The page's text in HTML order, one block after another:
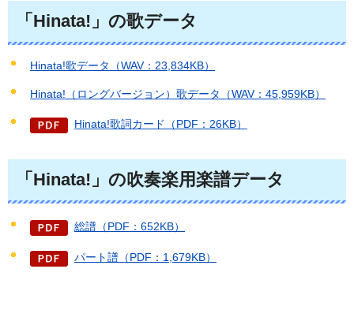
「Hinata!」の歌データ
Hinata!歌データ（WAV：23,834KB）
Hinata!（ロングバージョン）歌データ（WAV：45,959KB）
Hinata!歌詞カード（PDF：26KB）
「Hinata!」の吹奏楽用楽譜データ
総譜（PDF：652KB）
パート譜（PDF：1,679KB）